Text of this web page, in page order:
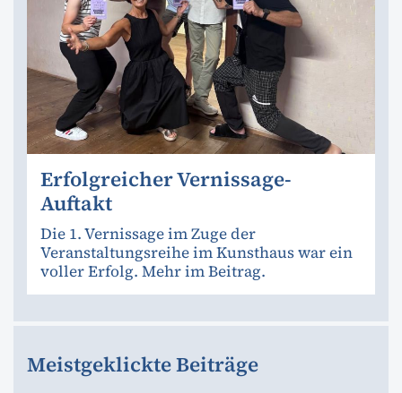
Erfolgreicher Vernissage-
Auftakt
Die 1. Vernissage im Zuge der
Veranstaltungsreihe im Kunsthaus war ein
voller Erfolg. Mehr im Beitrag.
Meistgeklickte Beiträge